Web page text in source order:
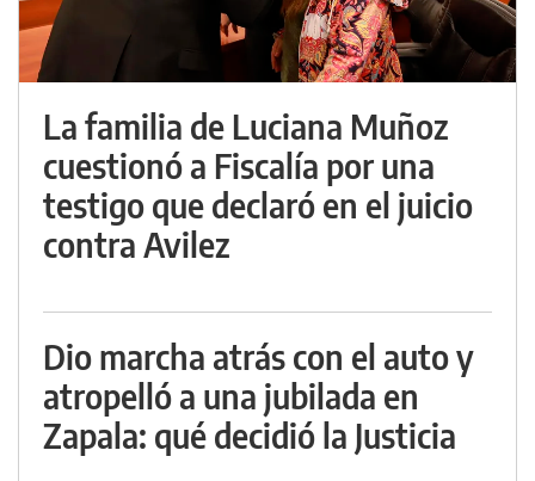
La familia de Luciana Muñoz
cuestionó a Fiscalía por una
testigo que declaró en el juicio
contra Avilez
Dio marcha atrás con el auto y
atropelló a una jubilada en
Zapala: qué decidió la Justicia